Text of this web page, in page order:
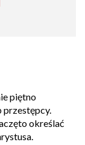
piętno
przestępcy.
określać